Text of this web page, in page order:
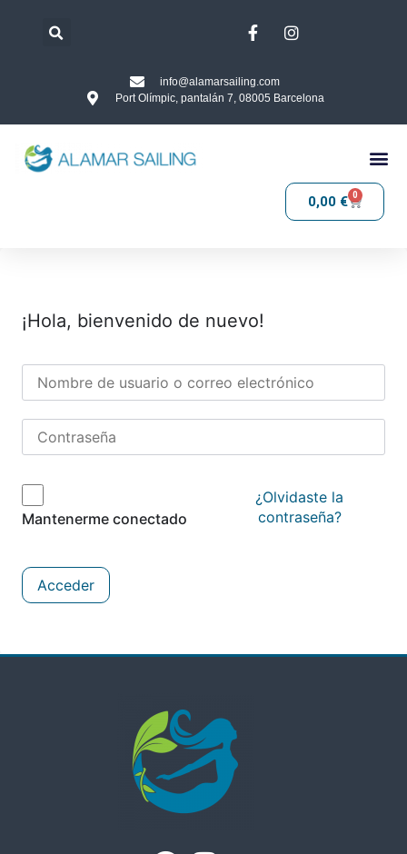
info@alamarsailing.com
Port Olímpic, pantalán 7, 08005 Barcelona
0,00 € 0
¡Hola, bienvenido de nuevo!
Mantenerme conectado
¿Olvidaste la
contraseña?
Acceder